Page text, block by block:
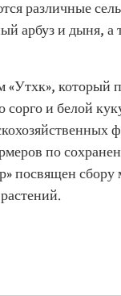
различные
арбуз и дыня, а
который
сорго и белой
по
посвящен